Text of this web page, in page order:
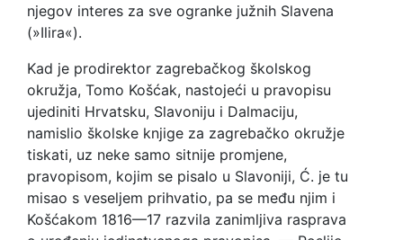
njegov interes za sve ogranke južnih Slavena
(»Ilira«).
Kad je prodirektor zagrebačkog školskog
okružja, Tomo Košćak, nastojeći u pravopisu
ujediniti Hrvatsku, Slavoniju i Dalmaciju,
namislio školske knjige za zagrebačko okružje
tiskati, uz neke samo sitnije promjene,
pravopisom, kojim se pisalo u Slavoniji, Ć. je tu
misao s veseljem prihvatio, pa se među njim i
Košćakom 1816—17 razvila zanimljiva rasprava